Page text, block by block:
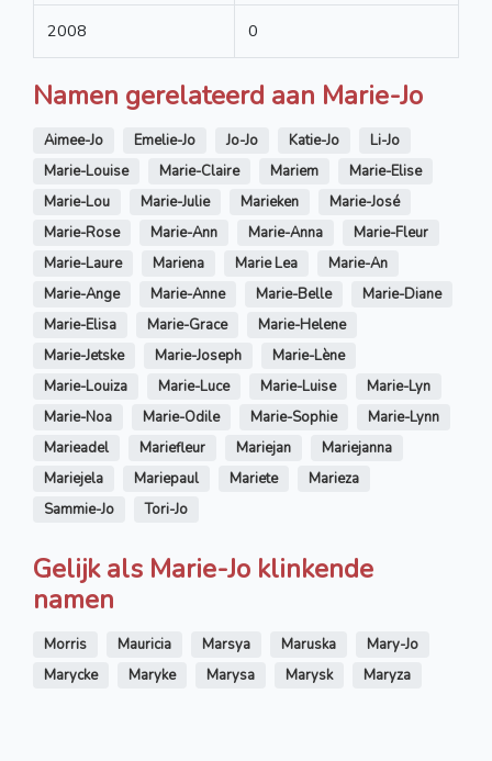
2008 0
Namen gerelateerd aan Marie-Jo
Aimee-Jo Emelie-Jo Jo-Jo Katie-Jo
Li-Jo
Marie-Louise
Marie-Claire Mariem
Marie-Elise
Marie-Lou
Marie-Julie Marieken
Marie-José
Marie-Rose
Marie-Ann Marie-Anna
Marie-Fleur
Marie-Laure
Mariena Marie Lea
Marie-An
Marie-Ange
Marie-Anne Marie-Belle
Marie-Diane
Marie-Elisa
Marie-Grace
Marie-Helene
Marie-Jetske
Marie-Joseph
Marie-Lène
Marie-Louiza
Marie-Luce Marie-Luise
Marie-Lyn
Marie-Noa
Marie-Odile Marie-Sophie
Marie-Lynn
Marieadel
Mariefleur Mariejan
Mariejanna
Mariejela
Mariepaul Mariete
Marieza
Sammie-Jo
Tori-Jo
Gelijk als Marie-Jo klinkende
namen
Morris Mauricia Marsya Maruska
Mary-Jo
Marycke
Maryke Marysa Marysk Maryza